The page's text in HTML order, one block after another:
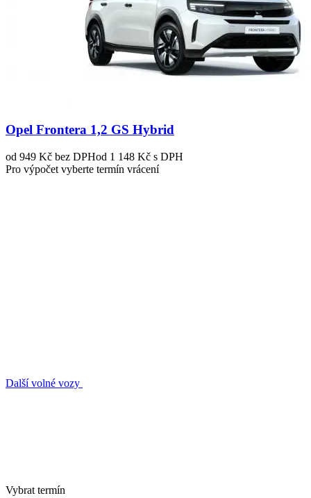
Opel Frontera 1,2 GS Hybrid
od 949 Kč bez DPHod 1 148 Kč s DPH
Pro výpočet vyberte termín vrácení
Další volné vozy
Vybrat termín